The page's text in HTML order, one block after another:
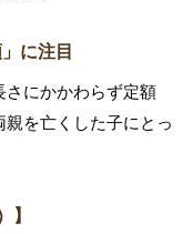
に注目
さにかかわらず定額
親を亡くした子にとっ
】